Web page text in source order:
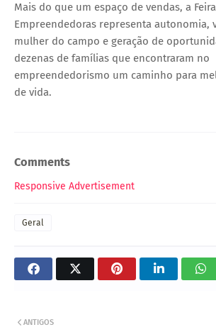
Mais do que um espaço de vendas, a
Empreendedoras representa autonomia,
mulher do campo e geração de
dezenas de famílias que encontraram no
empreendedorismo um caminho para
de vida.
Comments
Responsive Advertisement
Geral
ANTIGOS